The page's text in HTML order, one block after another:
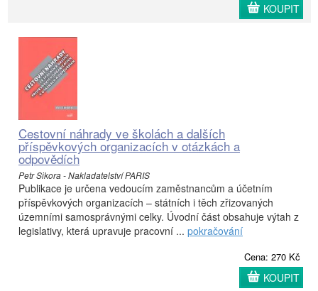
KOUPIT
Cestovní náhrady ve školách a dalších
příspěvkových organizacích v otázkách a
odpovědích
Petr Sikora - Nakladatelství PARIS
Publikace je určena vedoucím zaměstnancům a účetním
příspěvkových organizacích – státních i těch zřizovaných
územními samosprávnými celky. Úvodní část obsahuje výtah z
legislativy, která upravuje pracovní ... pokračování
Cena: 270 Kč
KOUPIT